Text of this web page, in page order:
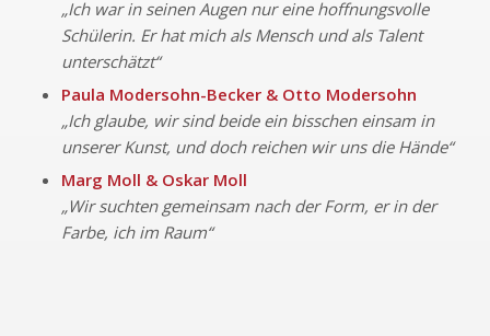
„Ich war in seinen Augen nur eine hoffnungsvolle
Schülerin. Er hat mich als Mensch und als Talent
unterschätzt“
Paula Modersohn-Becker & Otto Modersohn
„Ich glaube, wir sind beide ein bisschen einsam in
unserer Kunst, und doch reichen wir uns die Hände“
Marg Moll & Oskar Moll
„Wir suchten gemeinsam nach der Form, er in der
Farbe, ich im Raum“